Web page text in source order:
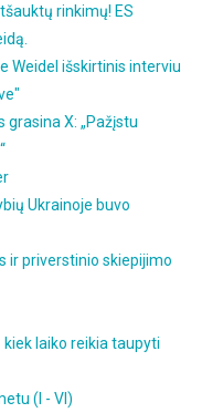
rinkimų! ES
Weidel išskirtinis interviu
X: „Pažįstu
Ukrainoje buvo
ir priverstinio skiepijimo
kiek laiko reikia taupyti
(I - VI)